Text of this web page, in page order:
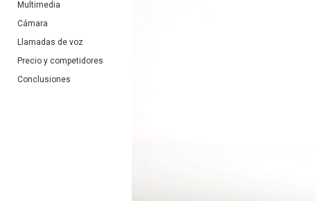
Multimedia
Cámara
Llamadas de voz
Precio y competidores
Conclusiones